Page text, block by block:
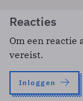
Reacties
Om een reactie
vereist.
Inloggen